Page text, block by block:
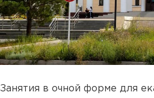
Занятия в очной форме для